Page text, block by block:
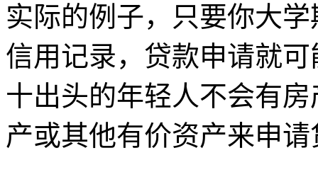
实际的例子，只要你大
信用记录，贷款申请就
十出头的年轻人不会有
产或其他有价资产来申